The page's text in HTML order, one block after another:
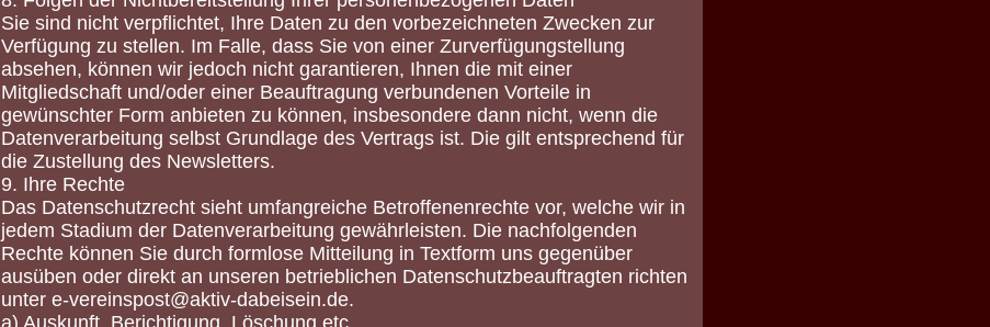
Sie sind nicht verpflichtet, Ihre Daten zu den vorbezeichneten Zwecken zur
Verfügung zu stellen. Im Falle, dass Sie von einer Zurverfügungstellung
absehen, können wir jedoch nicht garantieren, Ihnen die mit einer
Mitgliedschaft und/oder einer Beauftragung verbundenen Vorteile in
gewünschter Form anbieten zu können, insbesondere dann nicht, wenn die
Datenverarbeitung selbst Grundlage des Vertrags ist. Die gilt entsprechend für
die Zustellung des Newsletters.
9. Ihre Rechte
Das Datenschutzrecht sieht umfangreiche Betroffenenrechte vor, welche wir in
jedem Stadium der Datenverarbeitung gewährleisten. Die nachfolgenden
Rechte können Sie durch formlose Mitteilung in Textform uns gegenüber
ausüben oder direkt an unseren betrieblichen Datenschutzbeauftragten richten
unter e-vereinspost@aktiv-dabeisein.de.
a) Auskunft, Berichtigung, Löschung etc.